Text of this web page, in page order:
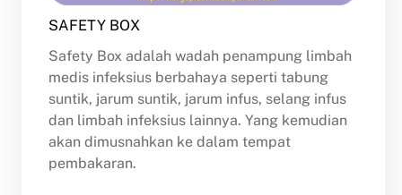
SAFETY BOX
Safety Box adalah wadah penampung limbah
medis infeksius berbahaya seperti tabung
suntik, jarum suntik, jarum infus, selang infus
dan limbah infeksius lainnya. Yang kemudian
akan dimusnahkan ke dalam tempat
pembakaran.